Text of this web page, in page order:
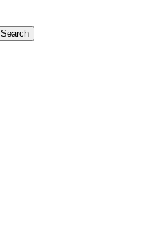
Search